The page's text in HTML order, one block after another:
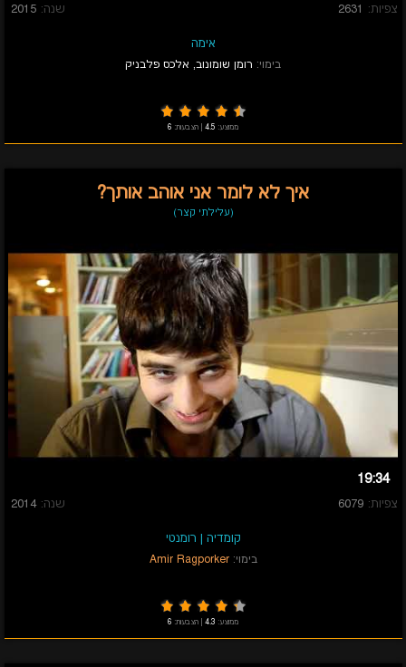
צפיות: 2631 שנה: 2015
אימה
בימוי: רומן שומונוב, אלכס פלבניק
ממוצע: 4.5 הצבעות: 6
איך לא לומר אני אוהב אותך?
(עלילתי קצר)
19:34
צפיות: 6079 שנה: 2014
קומדיה | רומנטי
בימוי: Amir Ragporker
ממוצע: 4.3 הצבעות: 6